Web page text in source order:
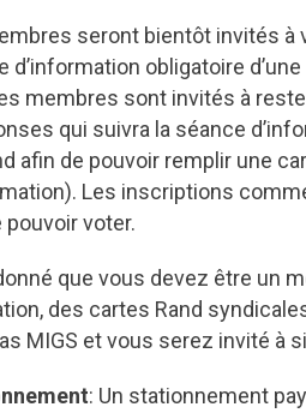
seront bientôt invités à
d’information obligatoire
membres sont invités à
qui suivra la séance
afin de pouvoir remplir une
Les inscriptions
pouvoir voter.
que vous devez être un
des cartes Rand
MIGS et vous serez invité à
: Un stationnement